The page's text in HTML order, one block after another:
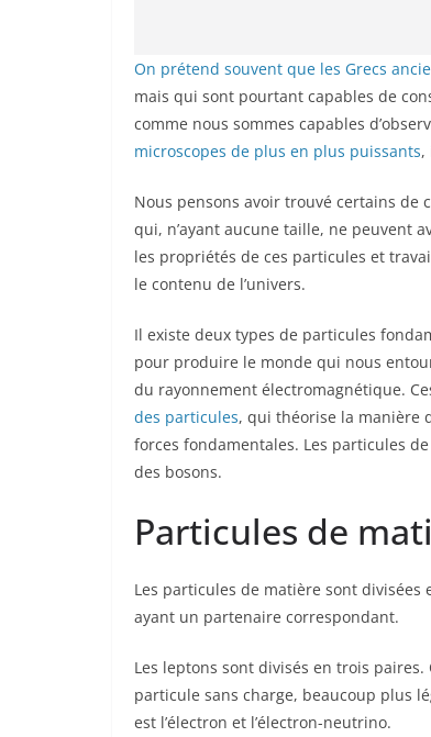
On prétend souvent que les Grecs
mais qui sont pourtant capables de
comme nous sommes capables
microscopes de plus en plus puissants,
Nous pensons avoir trouvé certains de
qui, n’ayant aucune taille, ne peuvent
les propriétés de ces particules et
le contenu de l’univers.
Il existe deux types de particules
pour produire le monde qui nous
du rayonnement électromagnétique.
des particules, qui théorise la manière
forces fondamentales. Les particules
des bosons.
Particules de
Les particules de matière sont divisées
ayant un partenaire correspondant.
Les leptons sont divisés en trois
particule sans charge, beaucoup plus
est l’électron et l’électron-neutrino.